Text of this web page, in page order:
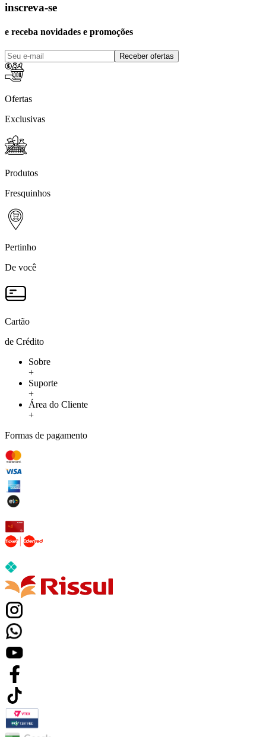
inscreva-se
e receba novidades e promoções
Receber ofertas
Ofertas
Exclusivas
Produtos
Fresquinhos
Pertinho
De você
Cartão
de Crédito
Sobre
+
Suporte
+
Área do Cliente
+
Formas de pagamento